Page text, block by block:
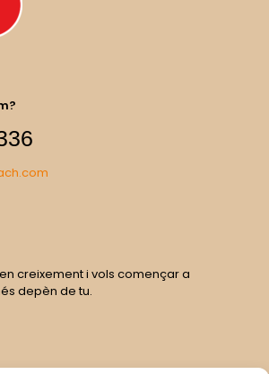
creixement i vols començar a
depèn de tu.